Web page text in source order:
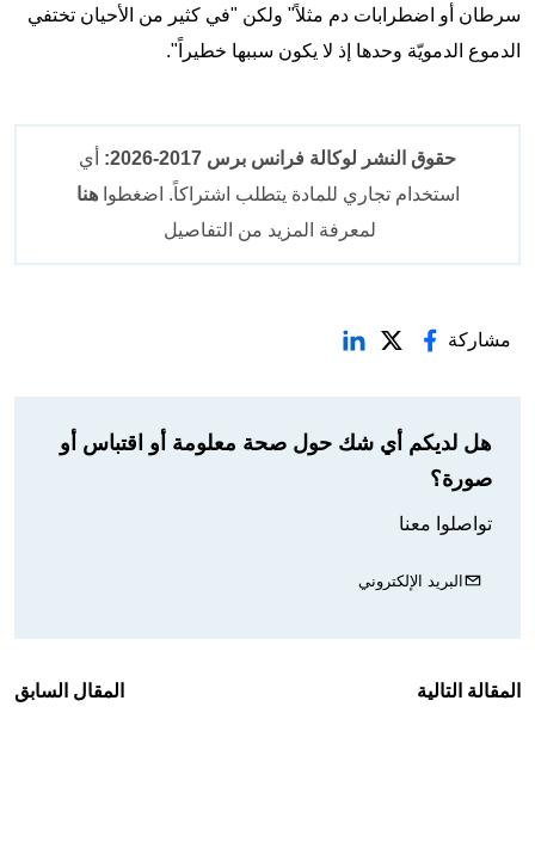
سرطان أو اضطرابات دم مثلاً" ولكن "في كثير من الأحيان تختفي
الدموع الدمويّة وحدها إذ لا يكون سببها خطيراً".
حقوق النشر لوكالة فرانس برس 2017-2026:
أي
استخدام تجاري للمادة يتطلب اشتراكاً. اضغطواهنا
لمعرفة المزيد من التفاصيل
مشاركة
هل لديكم أي شك حول صحة معلومة أو اقتباس أو
صورة؟
تواصلوا معنا
البريد الإلكتروني
المقالة التالية المقال السابق